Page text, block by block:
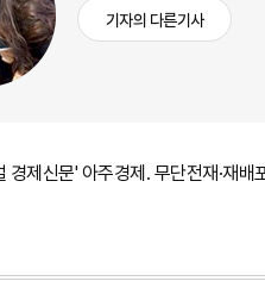
기자의 다른기사
제신문' 아주경제. 무단전재·재배